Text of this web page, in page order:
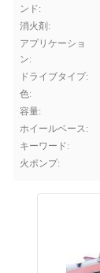
ンド:
消火剤:
アプリケーショ
ン:
ドライブタイプ:
色:
容量:
ホイールベース:
キーワード:
火ポンプ: